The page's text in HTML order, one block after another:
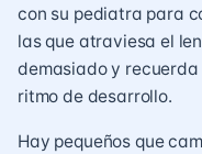
con su pediatra para
las que atraviesa el
demasiado y
ritmo de desarrollo.
Hay pequeños que